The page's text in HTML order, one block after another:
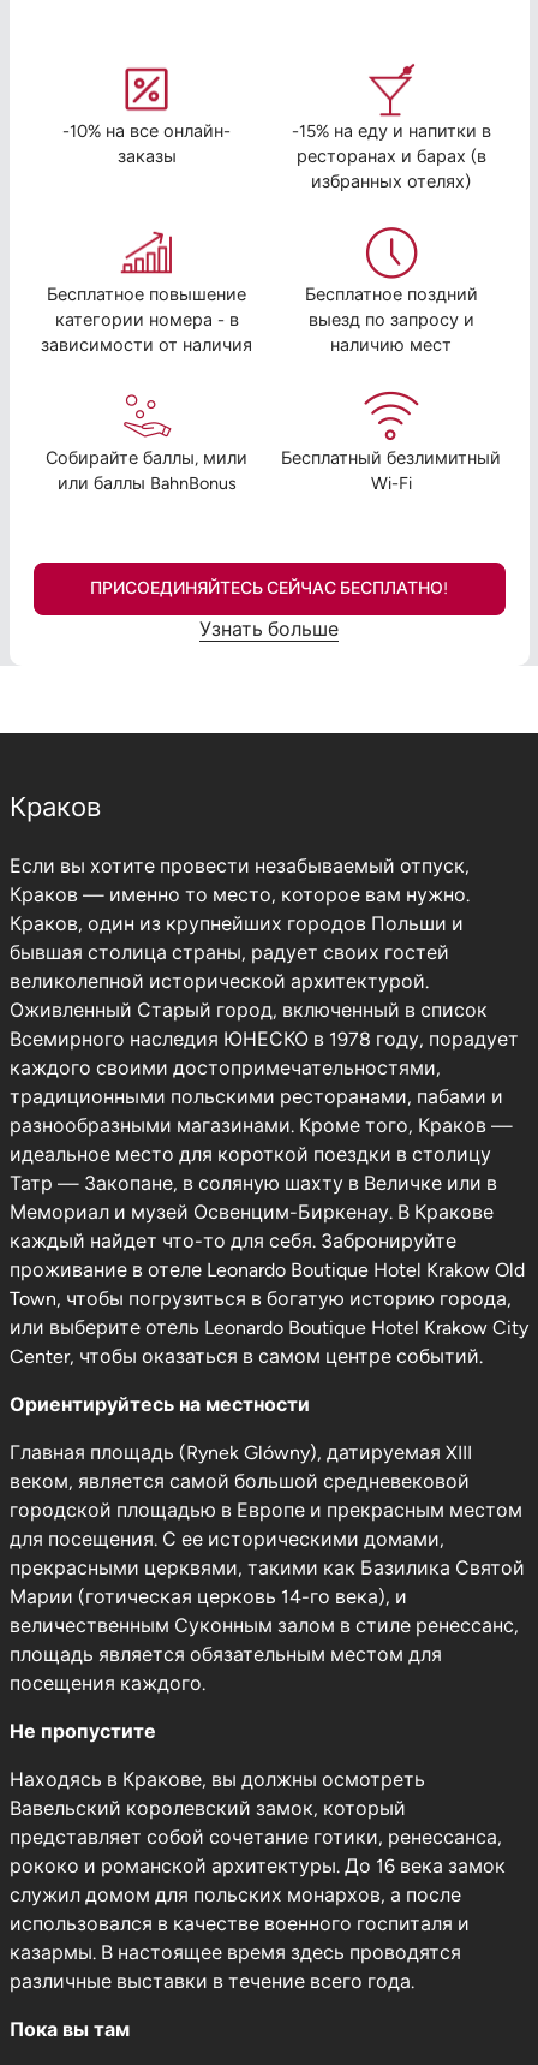
-10% на все онлайн-
заказы
-15% на еду и напитки в
ресторанах и барах (в
избранных отелях)
Бесплатное повышение
категории номера - в
зависимости от наличия
Бесплатное поздний
выезд по запросу и
наличию мест
Собирайте баллы, мили
или баллы BahnBonus
Бесплатный безлимитный
Wi-Fi
ПРИСОЕДИНЯЙТЕСЬ СЕЙЧАС БЕСПЛАТНО!
Узнать больше
Краков
Если вы хотите провести незабываемый отпуск,
Краков — именно то место, которое вам нужно.
Краков, один из крупнейших городов Польши и
бывшая столица страны, радует своих гостей
великолепной исторической архитектурой.
Оживленный Старый город, включенный в список
Всемирного наследия ЮНЕСКО в 1978 году, порадует
каждого своими достопримечательностями,
традиционными польскими ресторанами, пабами и
разнообразными магазинами. Кроме того, Краков —
идеальное место для короткой поездки в столицу
Татр — Закопане, в соляную шахту в Величке или в
Мемориал и музей Освенцим-Биркенау. В Кракове
каждый найдет что-то для себя. Забронируйте
проживание в отеле Leonardo Boutique Hotel Krakow Old
Town, чтобы погрузиться в богатую историю города,
или выберите отель Leonardo Boutique Hotel Krakow City
Center, чтобы оказаться в самом центре событий.
Ориентируйтесь на местности
Главная площадь (Rynek Glówny), датируемая XIII
веком, является самой большой средневековой
городской площадью в Европе и прекрасным местом
для посещения. С ее историческими домами,
прекрасными церквями, такими как Базилика Святой
Марии (готическая церковь 14-го века), и
величественным Суконным залом в стиле ренессанс,
площадь является обязательным местом для
посещения каждого.
Не пропустите
Находясь в Кракове, вы должны осмотреть
Вавельский королевский замок, который
представляет собой сочетание готики, ренессанса,
рококо и романской архитектуры. До 16 века замок
служил домом для польских монархов, а после
использовался в качестве военного госпиталя и
казармы. В настоящее время здесь проводятся
различные выставки в течение всего года.
Пока вы там